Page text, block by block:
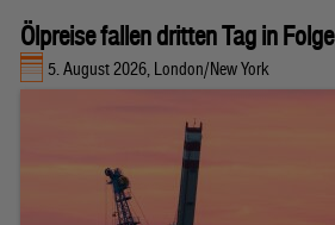
Ölpreise fallen dritten Tag in Folge
5. August 2026, London/New York